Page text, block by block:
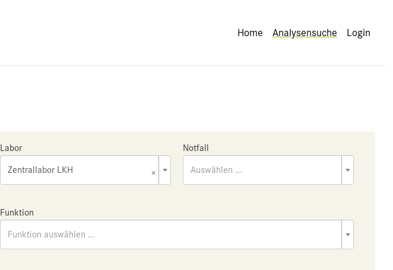
Home Analysensuche Login
Labor
×
Zentrallabor LKH
Notfall
Auswählen ...
Funktion
Funktion auswählen ...